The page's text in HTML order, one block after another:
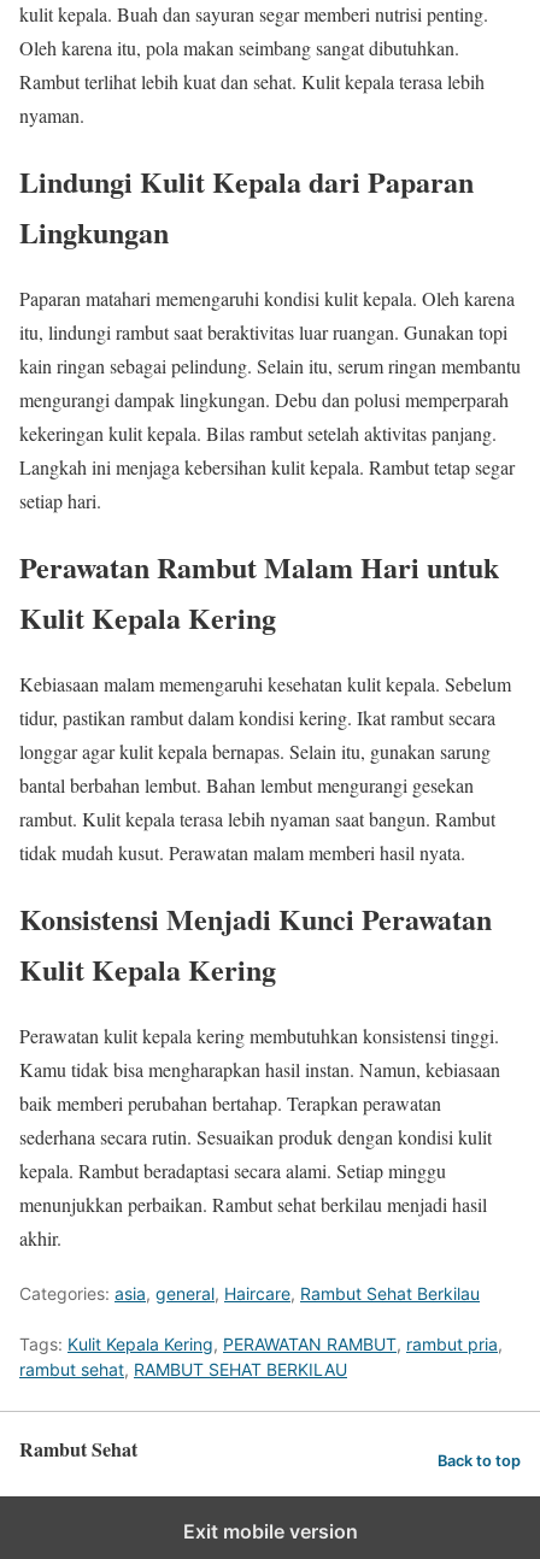
kulit kepala. Buah dan sayuran segar memberi nutrisi penting.
Oleh karena itu, pola makan seimbang sangat dibutuhkan.
Rambut terlihat lebih kuat dan sehat. Kulit kepala terasa lebih
nyaman.
Lindungi Kulit Kepala dari Paparan
Lingkungan
Paparan matahari memengaruhi kondisi kulit kepala. Oleh karena
itu, lindungi rambut saat beraktivitas luar ruangan. Gunakan topi
kain ringan sebagai pelindung. Selain itu, serum ringan membantu
mengurangi dampak lingkungan. Debu dan polusi memperparah
kekeringan kulit kepala. Bilas rambut setelah aktivitas panjang.
Langkah ini menjaga kebersihan kulit kepala. Rambut tetap segar
setiap hari.
Perawatan Rambut Malam Hari untuk
Kulit Kepala Kering
Kebiasaan malam memengaruhi kesehatan kulit kepala. Sebelum
tidur, pastikan rambut dalam kondisi kering. Ikat rambut secara
longgar agar kulit kepala bernapas. Selain itu, gunakan sarung
bantal berbahan lembut. Bahan lembut mengurangi gesekan
rambut. Kulit kepala terasa lebih nyaman saat bangun. Rambut
tidak mudah kusut. Perawatan malam memberi hasil nyata.
Konsistensi Menjadi Kunci Perawatan
Kulit Kepala Kering
Perawatan kulit kepala kering membutuhkan konsistensi tinggi.
Kamu tidak bisa mengharapkan hasil instan. Namun, kebiasaan
baik memberi perubahan bertahap. Terapkan perawatan
sederhana secara rutin. Sesuaikan produk dengan kondisi kulit
kepala. Rambut beradaptasi secara alami. Setiap minggu
menunjukkan perbaikan. Rambut sehat berkilau menjadi hasil
akhir.
Categories: asia, general, Haircare, Rambut Sehat Berkilau
Tags: Kulit Kepala Kering, PERAWATAN RAMBUT, rambut pria,
rambut sehat, RAMBUT SEHAT BERKILAU
Rambut Sehat Back to top
Exit mobile version